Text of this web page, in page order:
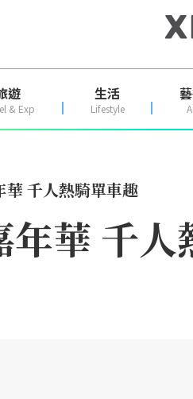
遊
& Exp
生活
Lifestyle
華 千人熱騎單車趣
華 千人